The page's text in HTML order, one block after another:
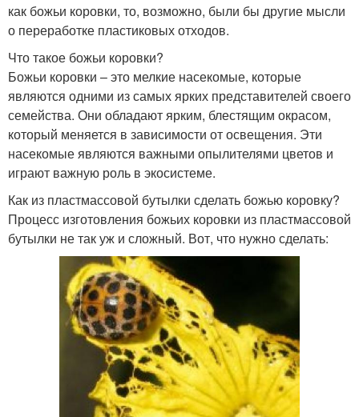
как божьи коровки, то, возможно, были бы другие мысли
о переработке пластиковых отходов.
Что такое божьи коровки?
Божьи коровки – это мелкие насекомые, которые
являются одними из самых ярких представителей своего
семейства. Они обладают ярким, блестящим окрасом,
который меняется в зависимости от освещения. Эти
насекомые являются важными опылителями цветов и
играют важную роль в экосистеме.
Как из пластмассовой бутылки сделать божью коровку?
Процесс изготовления божьих коровки из пластмассовой
бутылки не так уж и сложный. Вот, что нужно сделать: